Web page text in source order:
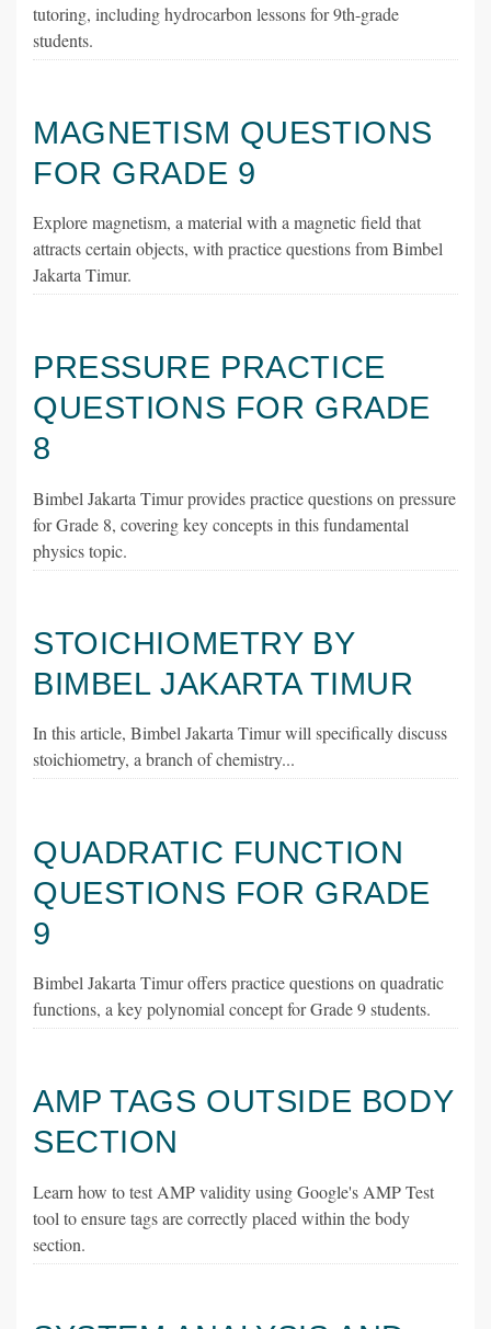
tutoring, including hydrocarbon lessons for 9th-grade
students.
MAGNETISM QUESTIONS
FOR GRADE 9
Explore magnetism, a material with a magnetic field that
attracts certain objects, with practice questions from Bimbel
Jakarta Timur.
PRESSURE PRACTICE
QUESTIONS FOR GRADE
8
Bimbel Jakarta Timur provides practice questions on pressure
for Grade 8, covering key concepts in this fundamental
physics topic.
STOICHIOMETRY BY
BIMBEL JAKARTA TIMUR
In this article, Bimbel Jakarta Timur will specifically discuss
stoichiometry, a branch of chemistry...
QUADRATIC FUNCTION
QUESTIONS FOR GRADE
9
Bimbel Jakarta Timur offers practice questions on quadratic
functions, a key polynomial concept for Grade 9 students.
AMP TAGS OUTSIDE BODY
SECTION
Learn how to test AMP validity using Google's AMP Test
tool to ensure tags are correctly placed within the body
section.